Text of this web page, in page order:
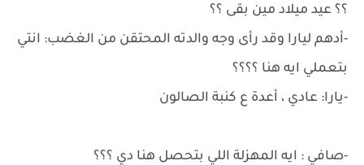
؟؟ عيد ميلاد مين بقى ؟؟
-أدهم ليارا وقد رأى وجه والدته المحتقن من الغضب: انتي
بتعملي ايه هنا ؟؟؟؟
-يارا: عادي ، أعدة ع كنبة الصالون
-صافي : ايه المهزلة اللي بتحصل هنا دي ؟؟؟